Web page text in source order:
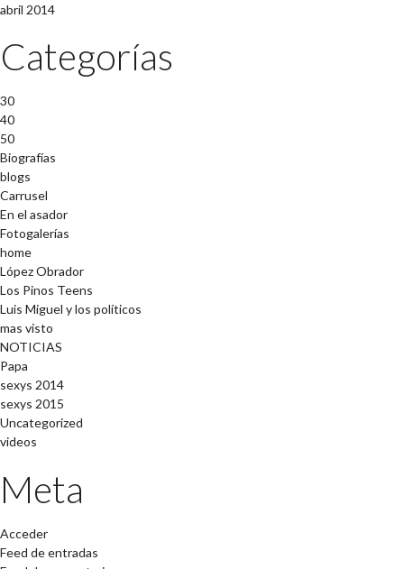
abril 2014
Categorías
30
40
50
Biografías
blogs
Carrusel
En el asador
Fotogalerías
home
López Obrador
Los Pinos Teens
Luis Miguel y los políticos
mas visto
NOTICIAS
Papa
sexys 2014
sexys 2015
Uncategorized
videos
Meta
Acceder
Feed de entradas